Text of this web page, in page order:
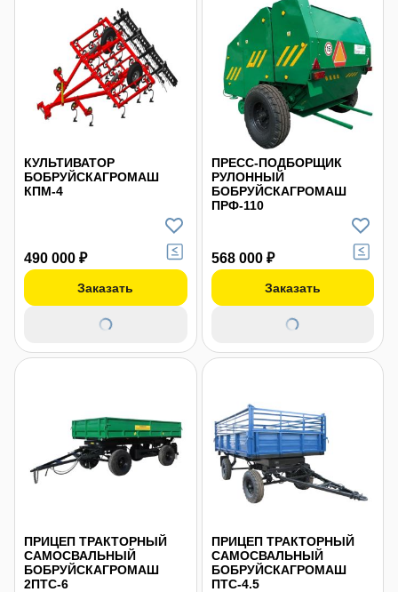
КУЛЬТИВАТОР
БОБРУЙСКАГРОМАШ
КПМ-4
490 000 ₽
Заказать
ПРЕСС-ПОДБОРЩИК
РУЛОННЫЙ
БОБРУЙСКАГРОМАШ
ПРФ-110
568 000 ₽
Заказать
ПРИЦЕП ТРАКТОРНЫЙ
САМОСВАЛЬНЫЙ
БОБРУЙСКАГРОМАШ
2ПТС-6
ПРИЦЕП ТРАКТОРНЫЙ
САМОСВАЛЬНЫЙ
БОБРУЙСКАГРОМАШ
ПТС-4.5